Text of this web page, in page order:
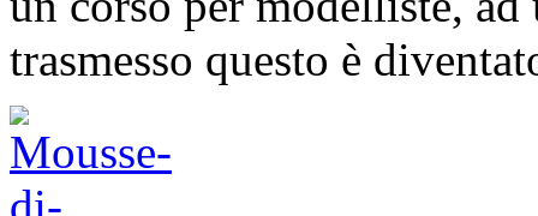
trasmesso questo è